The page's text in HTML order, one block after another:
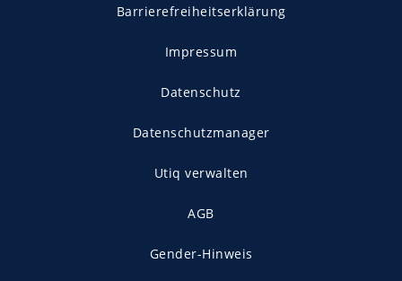
Barrierefreiheitserklärung
Impressum
Datenschutz
Datenschutzmanager
Utiq verwalten
AGB
Gender-Hinweis